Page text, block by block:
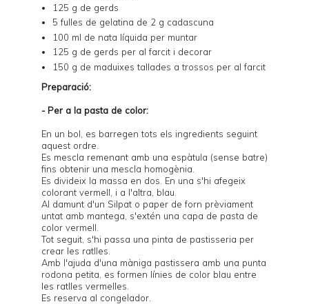
125 g de gerds
5 fulles de gelatina de 2 g cadascuna
100 ml de nata líquida per muntar
125 g de gerds per al farcit i decorar
150 g de maduixes tallades a trossos per al farcit
Preparació:
- Per a la pasta de color:
En un bol, es barregen tots els ingredients seguint
aquest ordre.
Es mescla remenant amb una espàtula (sense batre)
fins obtenir una mescla homogènia.
Es divideix la massa en dos. En una s'hi afegeix
colorant vermell, i a l'altra, blau.
Al damunt d'un Silpat o paper de forn prèviament
untat amb mantega, s'extén una capa de pasta de
color vermell.
Tot seguit, s'hi passa una pinta de pastisseria per
crear les ratlles.
Amb l'ajuda d'una màniga pastissera amb una punta
rodona petita, es formen línies de color blau entre
les ratlles vermelles.
Es reserva al congelador.